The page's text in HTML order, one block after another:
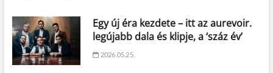
Egy új éra kezdete – itt az aurevoir.
legújabb dala és klipje, a ‘száz év’
2026.05.25.